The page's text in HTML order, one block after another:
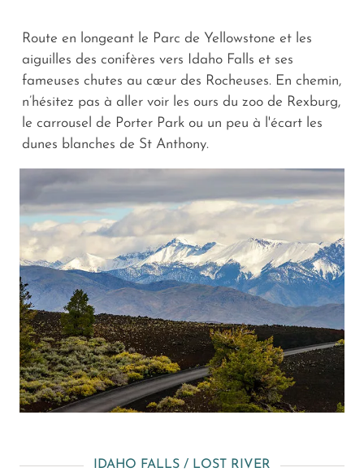
Route en longeant le Parc de Yellowstone et les
aiguilles des conifères vers Idaho Falls et ses
fameuses chutes au cœur des Rocheuses. En chemin,
n’hésitez pas à aller voir les ours du zoo de Rexburg,
le carrousel de Porter Park ou un peu à l'écart les
dunes blanches de St Anthony.
IDAHO FALLS / LOST RIVER